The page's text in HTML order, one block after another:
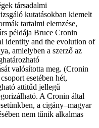
társadalmi
kutatásokban kiemelt
tartalmi elemzése,
példája Bruce Cronin
identity and the evolution of
amielyben a szerző az
valósította meg. (Cronin
esetében hét,
attitűd jellegű
A Cronin által
a cigány–magyar
nem tűnik alkalmas